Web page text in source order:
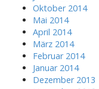
Oktober 2014
Mai 2014
April 2014
März 2014
Februar 2014
Januar 2014
Dezember 2013